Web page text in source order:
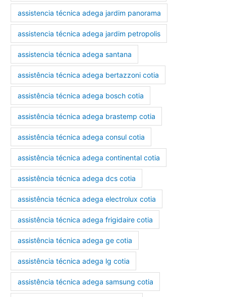
assistencia técnica adega jardim panorama
assistencia técnica adega jardim petropolis
assistencia técnica adega santana
assistência técnica adega bertazzoni cotia
assistência técnica adega bosch cotia
assistência técnica adega brastemp cotia
assistência técnica adega consul cotia
assistência técnica adega continental cotia
assistência técnica adega dcs cotia
assistência técnica adega electrolux cotia
assistência técnica adega frigidaire cotia
assistência técnica adega ge cotia
assistência técnica adega lg cotia
assistência técnica adega samsung cotia